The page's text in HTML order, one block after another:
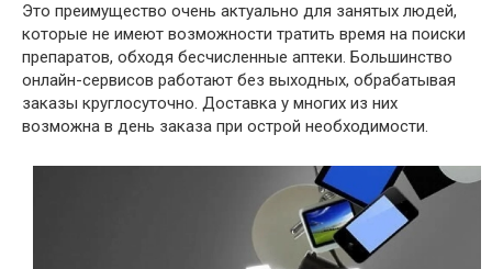
Это преимущество очень актуально для занятых людей,
которые не имеют возможности тратить время на поиски
препаратов, обходя бесчисленные аптеки. Большинство
онлайн-сервисов работают без выходных, обрабатывая
заказы круглосуточно. Доставка у многих из них
возможна в день заказа при острой необходимости.